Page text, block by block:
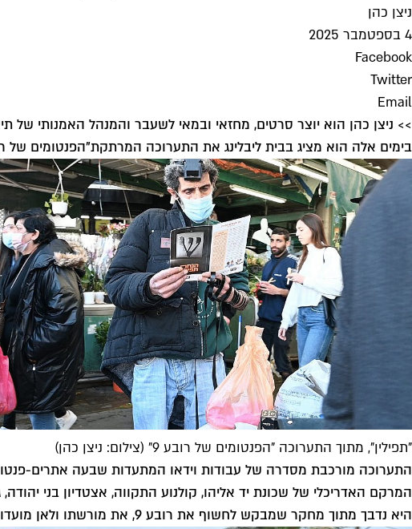
ניצן כהן
4 בספטמבר 2025
Facebook
Twitter
Email
בימים אלה הוא מציג בבית ליבלינג את התערוכה המרתקת"הפנטומים של
"תפילין", מתוך התערוכה "הפנטומים של רובע 9" (צילום: ניצן כהן)
התערוכה מורכבת מסדרה של עבודות וידאו המתעדות שבעה אתרים-
המרקם האדריכלי של שכונת יד אליהו, קולנוע התקווה, אצטדיון בני
היא נדבך מתוך מחקר שמבקש לחשוף את רובע 9, את מורשתו ולאן מועדות פניו. לכו לראות ומהר.